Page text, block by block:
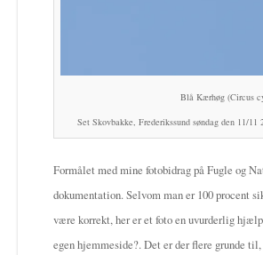
Blå Kærhøg (Circus
Set Skovbakke, Frederikssund søndag den 11/11
Formålet med mine fotobidrag på Fugle og
dokumentation. Selvom man er 100 procent
være korrekt, her er et foto en uvurderlig
egen hjemmeside?. Det er der flere grunde til,